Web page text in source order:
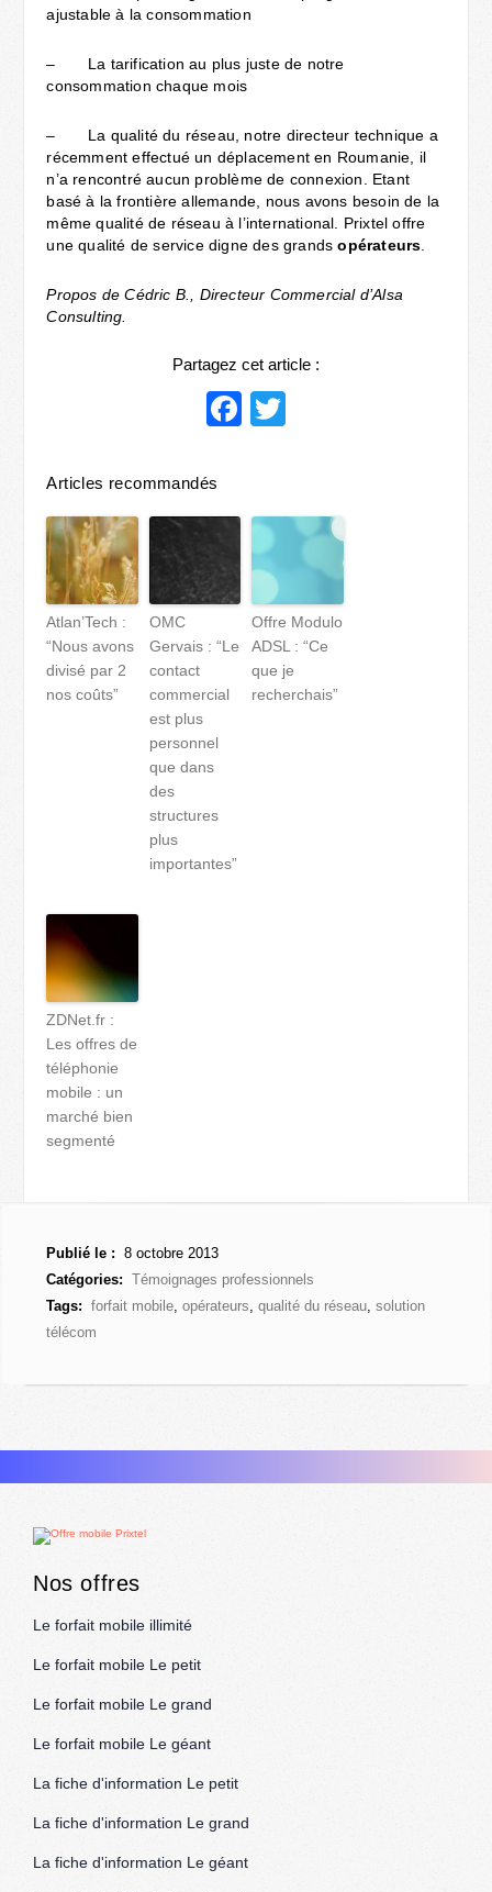
ajustable à la consommation
– La tarification au plus juste de notre
consommation chaque mois
– La qualité du réseau, notre directeur technique a
récemment effectué un déplacement en Roumanie, il
n’a rencontré aucun problème de connexion. Etant
basé à la frontière allemande, nous avons besoin de la
même qualité de réseau à l’international. Prixtel offre
une qualité de service digne des grandsopérateurs
Propos de Cédric B., Directeur Commercial d’Alsa
Consulting.
Partagez cet article :
Facebook
Articles recommandés
Atlan’Tech :
“Nous avons
divisé par 2
nos coûts”
OMC
Gervais : “Le
contact
commercial
est plus
personnel
que dans
des
structures
plus
importantes”
Offre Modulo
ADSL : “Ce
que je
recherchais”
ZDNet.fr :
Les offres de
téléphonie
mobile : un
marché bien
segmenté
Publié le : 8 octobre 2013
Catégories:
Témoignages professionnels
Tags:
forfait mobile,opérateurs,qualité du réseau,solution
télécom
Nos offres
Le forfait mobile illimité
Le forfait mobile Le petit
Le forfait mobile Le grand
Le forfait mobile Le géant
La fiche d'information Le petit
La fiche d'information Le grand
La fiche d'information Le géant